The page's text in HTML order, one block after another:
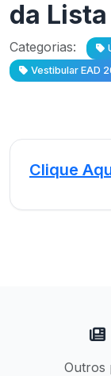
da
Categorias:
Vestibular EAD
Clique
Outros